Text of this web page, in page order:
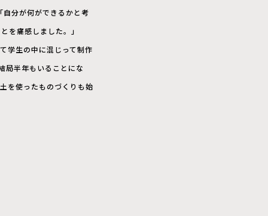
分が何ができるかと考
を痛感しました。」
学生の中に混じって制作
局半年もいることにな
を使ったものづくりも始